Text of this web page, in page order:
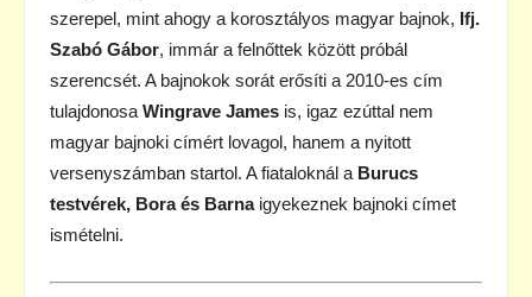
szerepel, mint ahogy a korosztályos magyar bajnok, Ifj.
Szabó Gábor, immár a felnőttek között próbál
szerencsét. A bajnokok sorát erősíti a 2010-es cím
tulajdonosa Wingrave James is, igaz ezúttal nem
magyar bajnoki címért lovagol, hanem a nyitott
versenyszámban startol. A fiataloknál a Burucs
testvérek, Bora és Barnaigyekeznek bajnoki címet
ismételni.